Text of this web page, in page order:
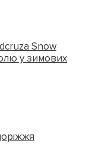
Snow
у зимових